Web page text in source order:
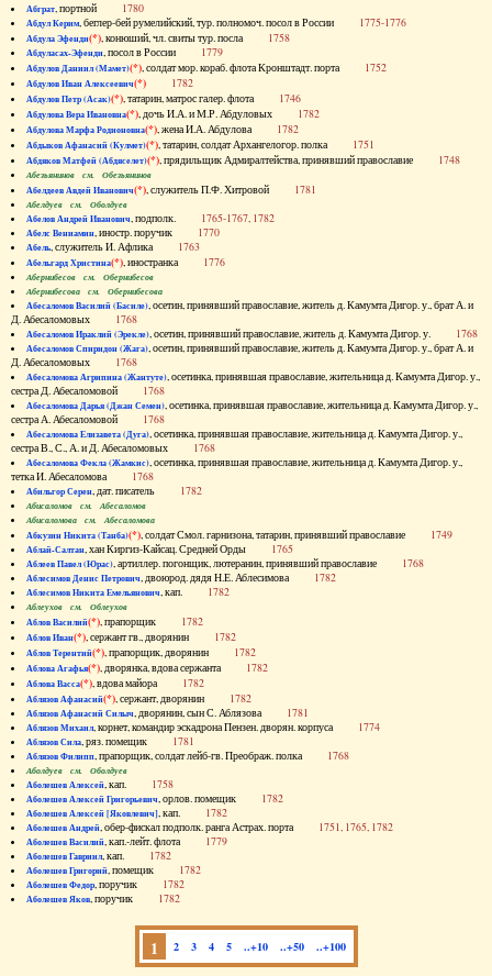
Абграт, портной 1780
Абдул Керим, беглер-бей румелийский, тур. полномоч. посол в России 1775-1776
Абдула Эфенди(*), конюший, чл. свиты тур. посла 1758
Абдуласах-Эфенди, посол в России 1779
Абдулов Даниил (Мамет)(*), солдат мор. кораб. флота Кронштадт. порта 1752
Абдулов Иван Алексеевич(*) 1782
Абдулов Петр (Асак)(*), татарин, матрос галер. флота 1746
Абдулова Вера Ивановна(*), дочь И.А. и М.Р. Абдуловых 1782
Абдулова Марфа Родионовна(*), жена И.А. Абдулова 1782
Абдыков Афанасий (Кулмет)(*), татарин, солдат Архангелогор. полка 1751
Абдяков Матфей (Абдяселет)(*), прядильщик Адмиралтейства, принявший православие 1748
Абезьянинов см. Обезьянинов
Абелдеев Авдей Иванович(*), служитель П.Ф. Хитровой 1781
Абелдуев см. Оболдуев
Абелов Андрей Иванович, подполк. 1765-1767, 1782
Абелс Вениамин, иностр. поручик 1770
Абель, служитель И. Афлика 1763
Абельгард Христина(*), иностранка 1776
Абернибесов см. Обернибесов
Абернибесова см. Обернибесова
Абесаломов Василий (Басиле), осетин, принявший православие, житель д. Камумта Дигор. у., брат А. и
Д. Абесаломовых 1768
Абесаломов Ираклий (Эрекле), осетин, принявший православие, житель д. Камумта Дигор. у. 1768
Абесаломов Спиридон (Жага), осетин, принявший православие, житель д. Камумта Дигор. у., брат А. и
Д. Абесаломовых 1768
Абесаломова Агрипина (Жантуте), осетинка, принявшая православие, жительница д. Камумта Дигор. у.,
сестра Д. Абесаломовой 1768
Абесаломова Дарья (Джан Семен), осетинка, принявшая православие, жительница д. Камумта Дигор. у.,
сестра А. Абесаломовой 1768
Абесаломова Елизавета (Дуга), осетинка, принявшая православие, жительница д. Камумта Дигор. у.,
сестра В., С., А. и Д. Абесаломовых 1768
Абесаломова Фекла (Жамкис), осетинка, принявшая православие, жительница д. Камумта Дигор. у.,
тетка И. Абесаломова 1768
Абильгор Серен, дат. писатель 1782
Абисаломов см. Абесаломов
Абисаломова см. Абесаломова
Абкузин Никита (Танба)(*), солдат Смол. гарнизона, татарин, принявший православие 1749
Аблай-Салтан, хан Киргиз-Кайсац. Средней Орды 1765
Аблеев Павел (Юрас), артиллер. погонщик, лютеранин, принявший православие 1768
Аблесимов Денис Петрович, двоюрод. дядя Н.Е. Аблесимова 1782
Аблесимов Никита Емельянович, кап. 1782
Аблеухов см. Облеухов
Аблов Василий(*), прапорщик 1782
Аблов Иван(*), сержант гв., дворянин 1782
Аблов Терентий(*), прапорщик, дворянин 1782
Аблова Агафья(*), дворянка, вдова сержанта 1782
Аблова Васса(*), вдова майора 1782
Аблязов Афанасий(*), сержант, дворянин 1782
Аблязов Афанасий Силыч, дворянин, сын С. Аблязова 1781
Аблязов Михаил, корнет, командир эскадрона Пензен. дворян. корпуса 1774
Аблязов Сила, ряз. помещик 1781
Аблязов Филипп, прапорщик, солдат лейб-гв. Преображ. полка 1768
Аболдуев см. Оболдуев
Аболешев Алексей, кап. 1758
Аболешев Алексей Григорьевич, орлов. помещик 1782
Аболешев Алексей [Яковлевич], кап. 1782
Аболешев Андрей, обер-фискал подполк. ранга Астрах. порта 1751, 1765, 1782
Аболешев Василий, кап.-лейт. флота 1779
Аболешев Гавриил, кап. 1782
Аболешев Григорий, помещик 1782
Аболешев Федор, поручик 1782
Аболешев Яков, поручик 1782
1 2 3 4 5 ..+10 ..+50 ..+100